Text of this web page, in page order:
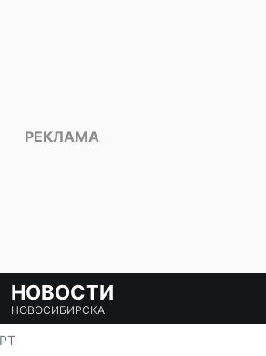
НОВОСТИ
НОВОСИБИРСКА